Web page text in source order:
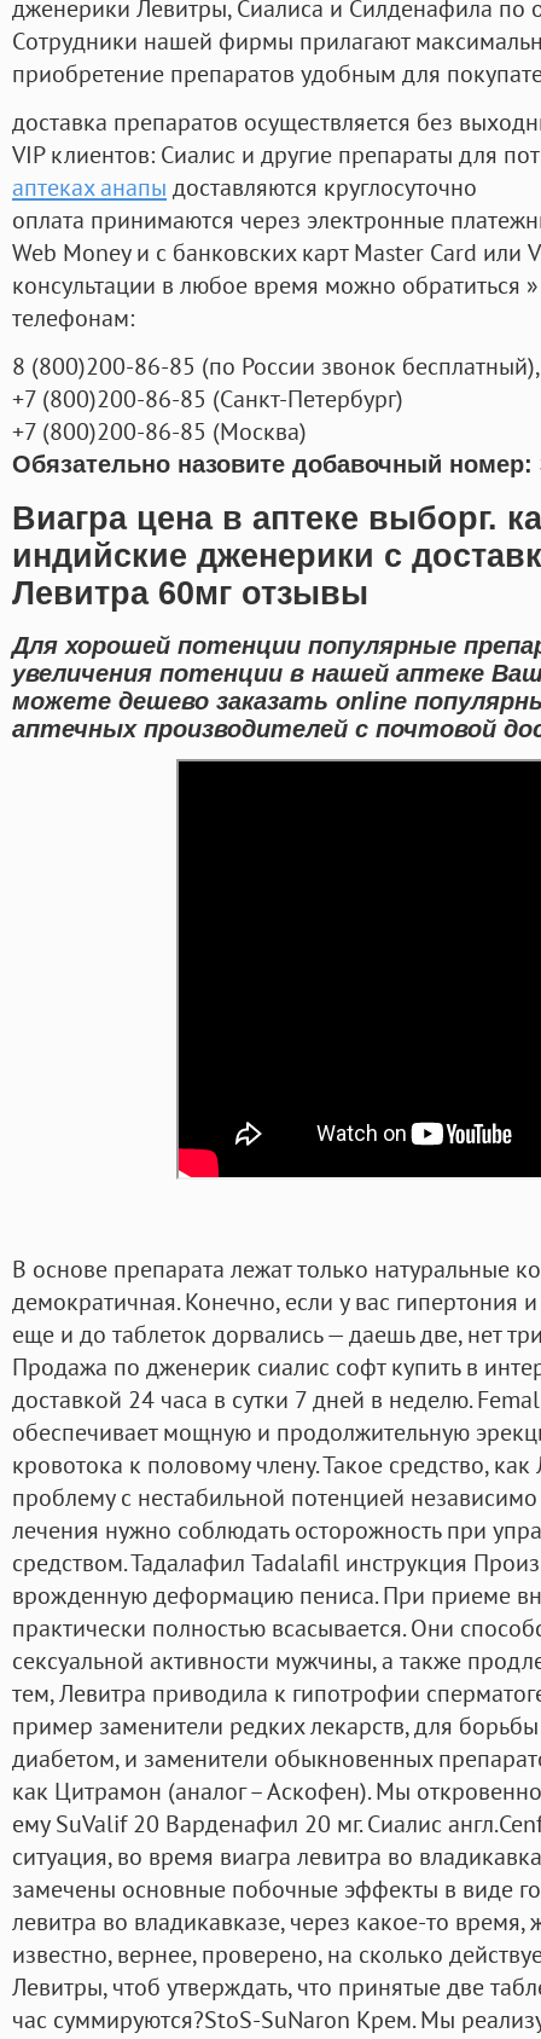
дженерики Левитры, Сиалиса и Силденафила по
Cотрудники нашей фирмы прилагают
приобретение препаратов удобным для
доставка препаратов осуществляется без
VIP клиентов: Сиалис и другие препараты для
аптеках анапы доставляются круглосуточно
оплата принимаются через электронные
Web Money и с банковских карт Master Card или
консультации в любое время можно обратиться
телефонам:
8 (800)200-86-85 (по России звонок бесплатный),
+7 (800)200-86-85 (Санкт-Петербург)
+7 (800)200-86-85 (Москва)
Обязательно назовите добавочный номер:
Виагра цена в аптеке выборг.
индийские дженерики с
Левитра 60мг отзывы
Для хорошей потенции популярные
увеличения потенции в нашей аптеке
можете дешево заказать online
аптечных производителей с почтовой
В основе препарата лежат только натуральные
демократичная. Конечно, если у вас гипертония
еще и до таблеток дорвались — даешь две, нет
Продажа по дженерик сиалис софт купить в
доставкой 24 часа в сутки 7 дней в неделю.
обеспечивает мощную и продолжительную
кровотока к половому члену. Такое средство,
проблему с нестабильной потенцией
лечения нужно соблюдать осторожность при
средством. Тадалафил Tadalafil инструкция
врожденную деформацию пениса. При приеме
практически полностью всасывается. Они
сексуальной активности мужчины, а также
тем, Левитра приводила к гипотрофии
пример заменители редких лекарств, для
диабетом, и заменители обыкновенных
как Цитрамон (аналог – Аскофен). Мы
ему SuValif 20 Варденафил 20 мг. Сиалис
ситуация, во время виагра левитра во
замечены основные побочные эффекты в виде
левитра во владикавказе, через какое-то время,
известно, вернее, проверено, на сколько
Левитры, чтоб утверждать, что принятые две
час суммируются?StoS-SuNaron Крем. Мы